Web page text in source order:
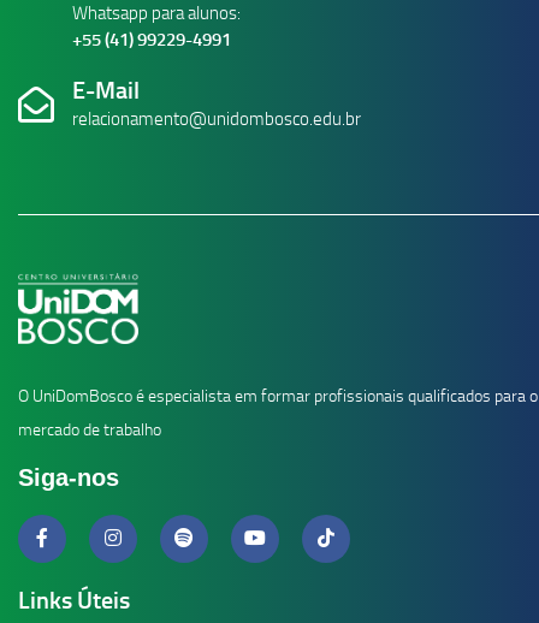
Whatsapp para alunos:
+55 (41) 99229-4991
E-Mail
relacionamento@unidombosco.edu.br
O UniDomBosco é especialista em formar profissionais qualificados para o
mercado de trabalho
Siga-nos
Links Úteis